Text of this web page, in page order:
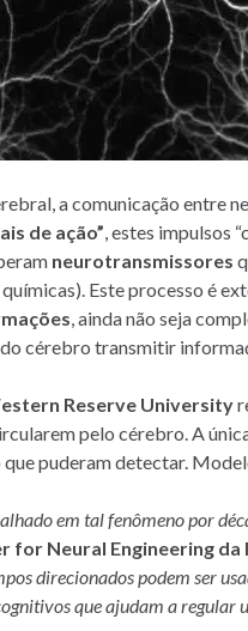
a comunicação entre
de ação”, estes impulsos
neurotransmissores
Este processo é
, ainda não seja
cérebro transmitir
Reserve University
pelo cérebro. A
puderam detectar.
em tal fenômeno por
for Neural Engineering
direcionados podem ser
que ajudam a regular